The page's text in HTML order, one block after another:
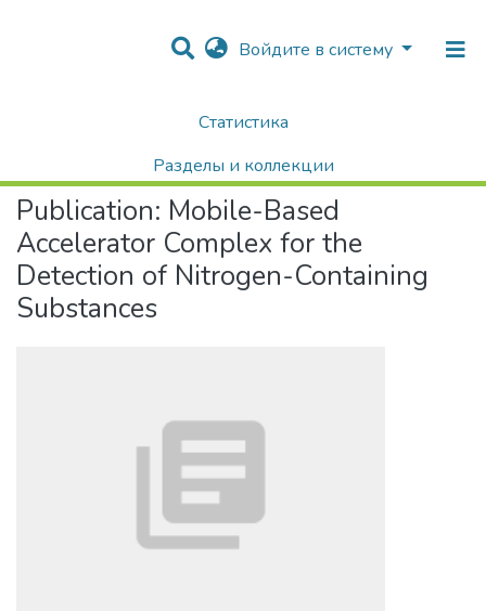
Войдите в систему
Статистика
Разделы и коллекции
Поиск
Publication: Mobile-Based
Accelerator Complex for the
Detection of Nitrogen-Containing
Substances